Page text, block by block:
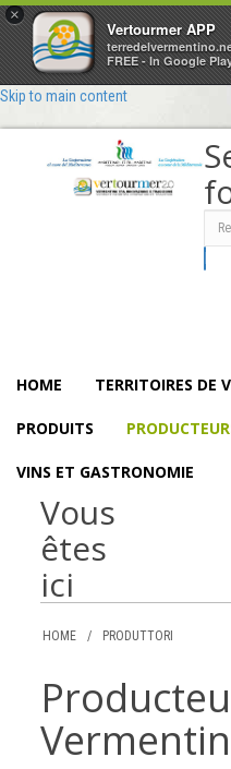
×
Vertourmer APP
FREE - In Google
Skip to main content
HOME TERRITOIRES DE
PRODUITS
VINS ET GASTRONOMIE
Vous
êtes
ici
HOME / PRODUTTORI